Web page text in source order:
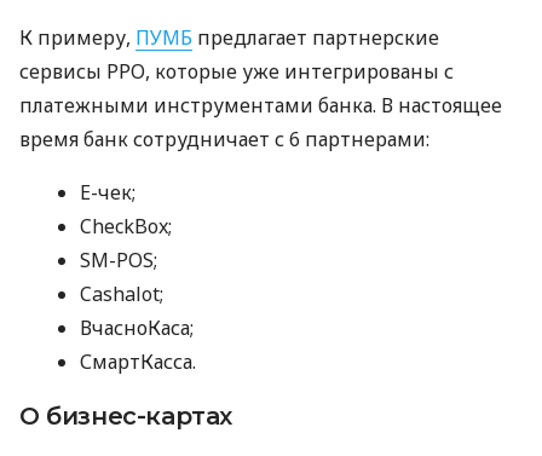
К примеру, ПУМБ предлагает партнерские
сервисы РРО, которые уже интегрированы с
платежными инструментами банка. В настоящее
время банк сотрудничает с 6 партнерами:
E-чек;
CheckBox;
SM-POS;
Cashalot;
ВчасноКаса;
СмартКасса.
О бизнес-картах